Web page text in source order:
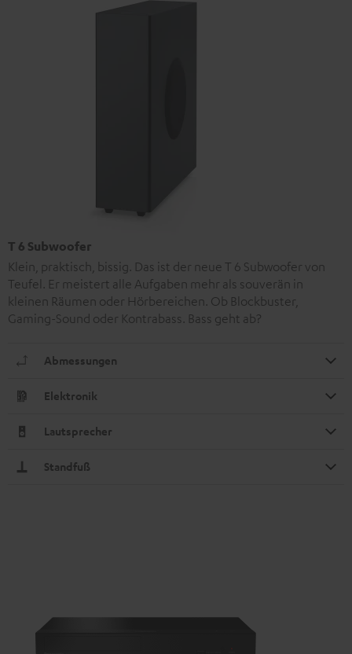
T 6 Subwoofer
Klein, praktisch, bissig. Das ist der neue T 6 Subwoofer von
Teufel. Er meistert alle Aufgaben mehr als souverän in
kleinen Räumen oder Hörbereichen. Ob Blockbuster,
Gaming-Sound oder Kontrabass. Bass geht ab?
Abmessungen
Elektronik
Lautsprecher
Standfuß